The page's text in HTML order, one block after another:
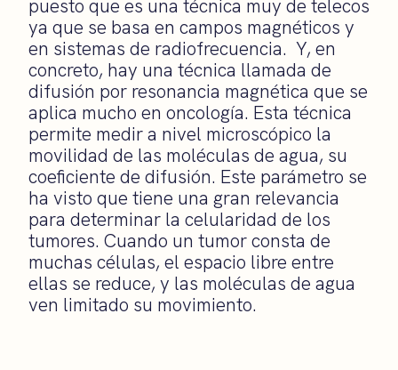
puesto que es una técnica muy de telecos
ya que se basa en campos magnéticos y
en sistemas de radiofrecuencia. Y, en
concreto, hay una técnica llamada de
difusión por resonancia magnética que se
aplica mucho en oncología. Esta técnica
permite medir a nivel microscópico la
movilidad de las moléculas de agua, su
coeficiente de difusión. Este parámetro se
ha visto que tiene una gran relevancia
para determinar la celularidad de los
tumores. Cuando un tumor consta de
muchas células, el espacio libre entre
ellas se reduce, y las moléculas de agua
ven limitado su movimiento.